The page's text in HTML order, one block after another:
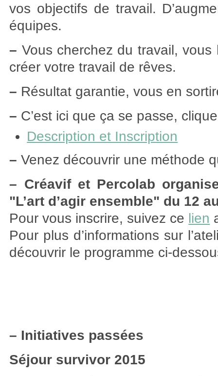
vos objectifs de travail.
équipes.
– Vous cherchez du travail,
créer votre travail de rêves.
– Résultat garantie, vous en
– C’est ici que ça se passe,
Description et Inscription
– Venez découvrir une méthode
– Créavif et Percolab
"L’art d’agir ensemble" du 12
Pour vous inscrire, suivez ce lien
Pour plus d’informations sur
découvrir le programme ci-
– Initiatives passées
Séjour survivor 2015